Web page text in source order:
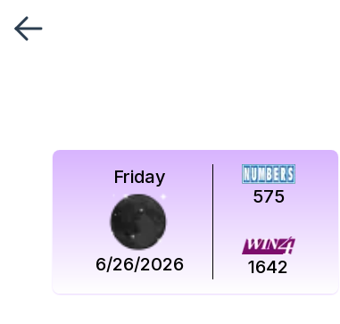
Síguenos
Friday
6/26/2026
575
1642